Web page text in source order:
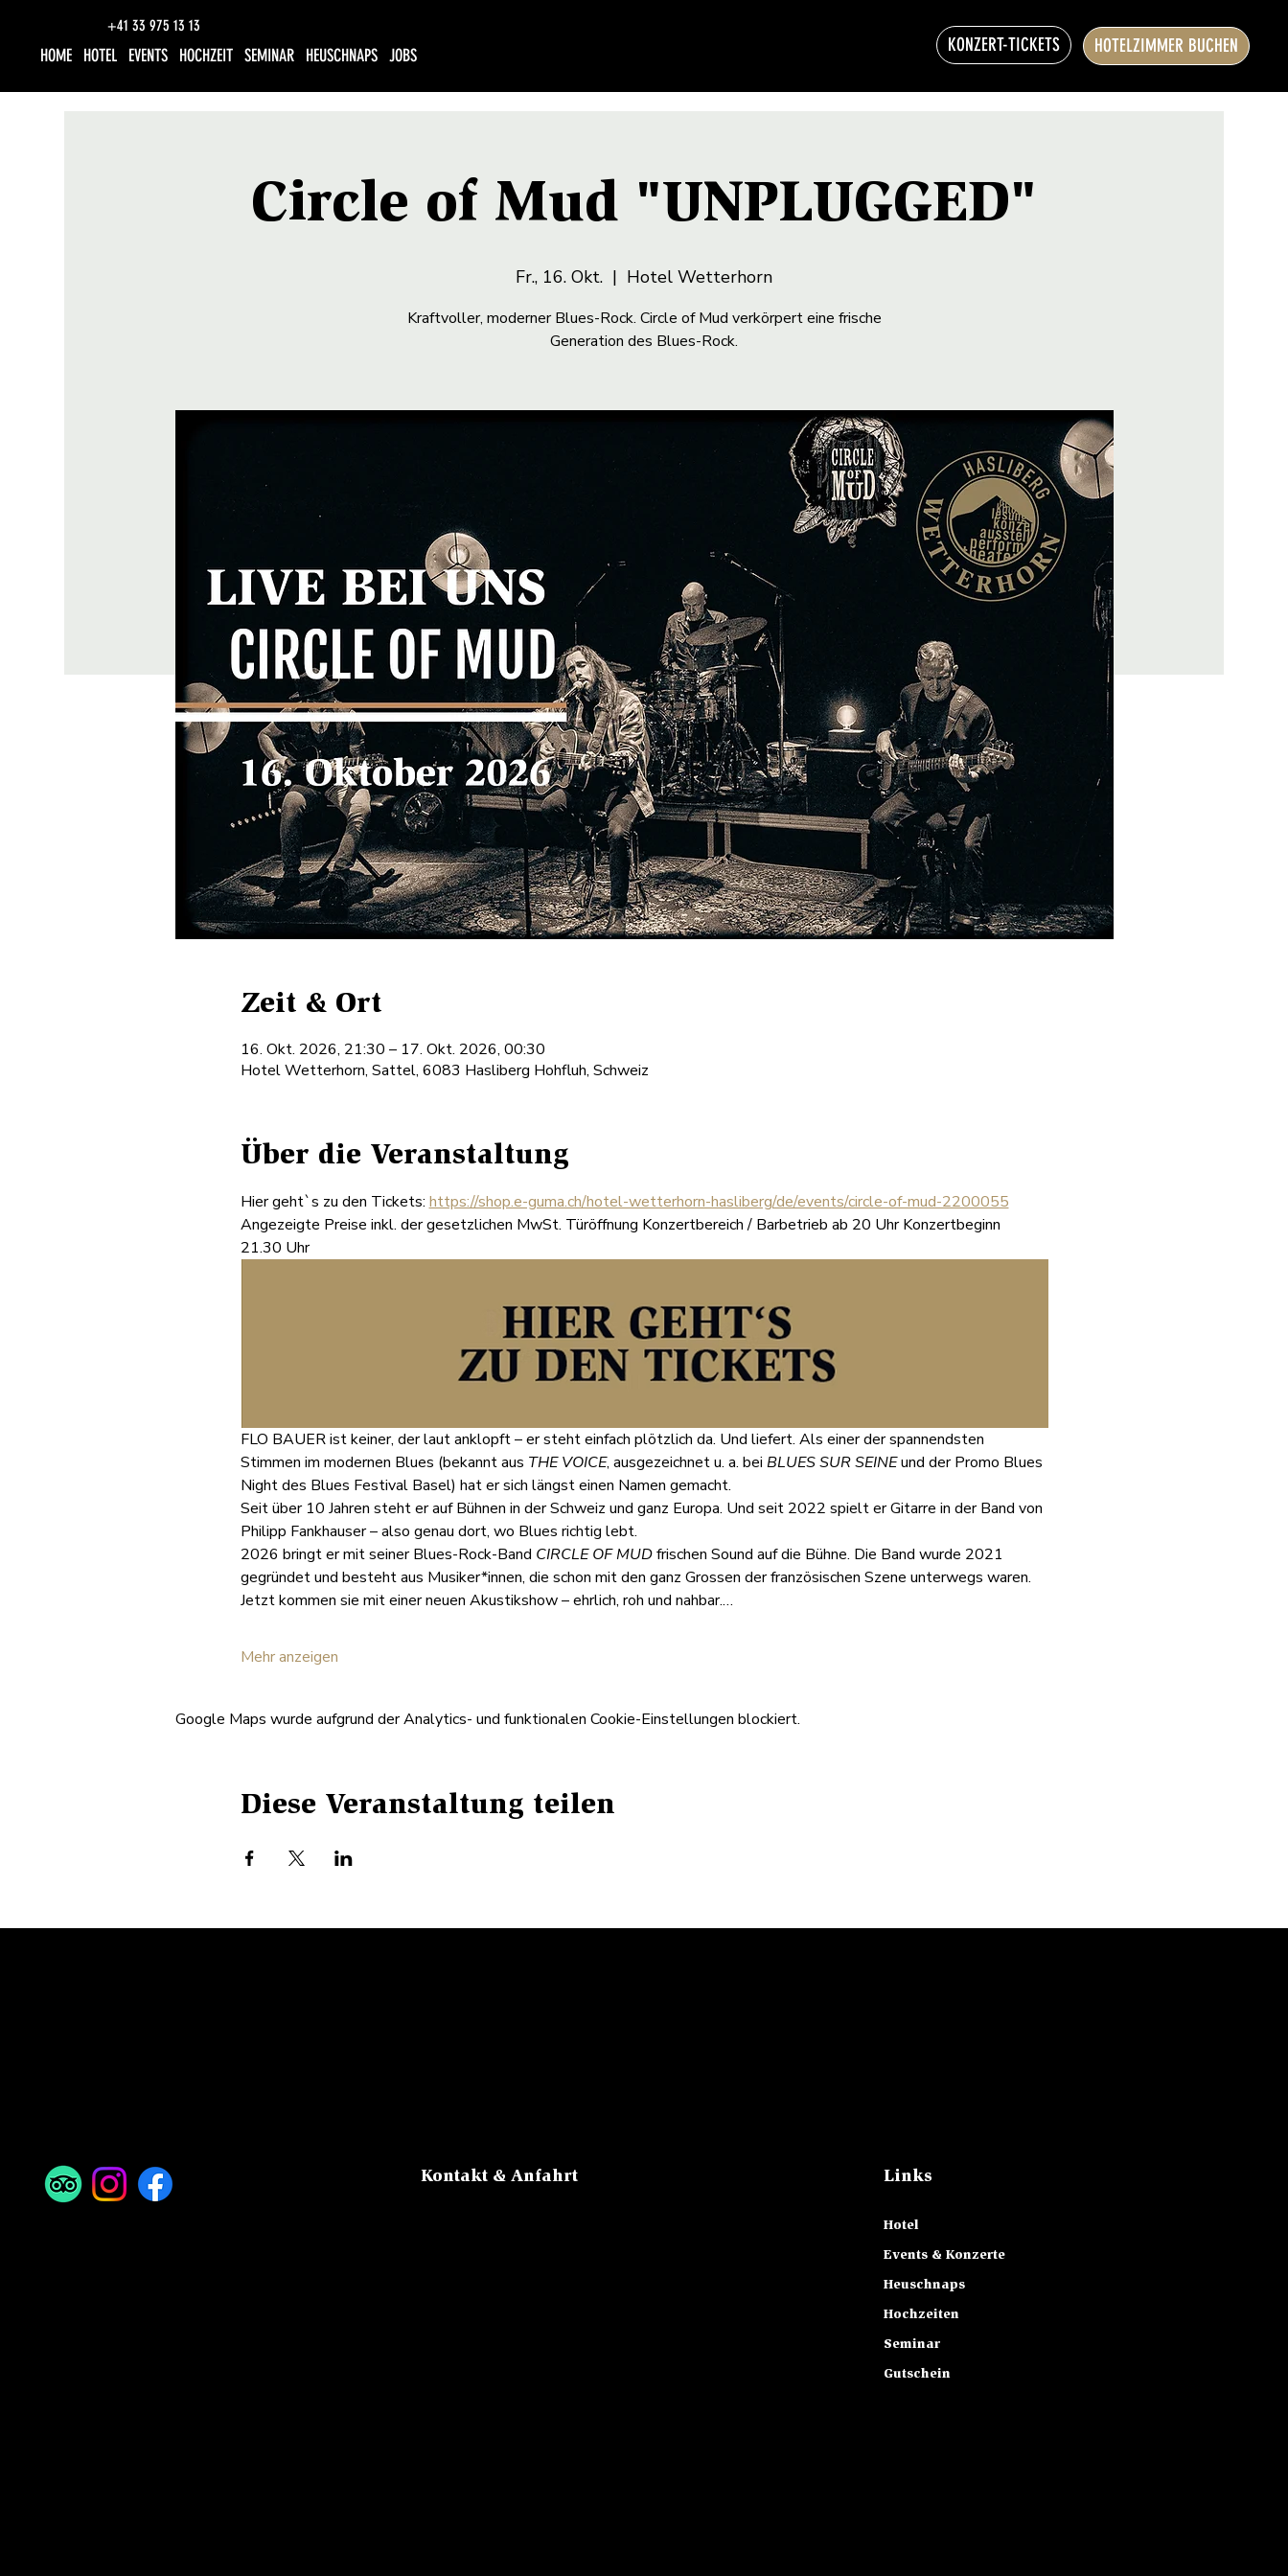
HOME HOTEL EVENTS HOCHZEIT SEMINAR HEUSCHNAPS JOBS
+41 33 975 13 13
KONZERT-TICKETS HOTELZIMMER BUCHEN
Circle of Mud "UNPLUGGED"
Fr., 16. Okt.
  |
Hotel Wetterhorn
Kraftvoller, moderner Blues-Rock. Circle of Mud verkörpert eine frische
Generation des Blues-Rock.
Zeit & Ort
16. Okt. 2026, 21:30 – 17. Okt. 2026, 00:30
Hotel Wetterhorn, Sattel, 6083 Hasliberg Hohfluh, Schweiz
Über die Veranstaltung
Hier geht`s zu den Tickets: https://shop.e-guma.ch/hotel-wetterhorn-hasliberg/de/events/circle-of-mud-2200055
Angezeigte Preise inkl. der gesetzlichen MwSt. Türöffnung Konzertbereich / Barbetrieb ab 20 Uhr Konzertbeginn
21.30 Uhr
FLO BAUER ist keiner, der laut anklopft – er steht einfach plötzlich da. Und liefert. Als einer der spannendsten
Stimmen im modernen Blues (bekannt aus THE VOICE, ausgezeichnet u. a. bei BLUES SUR SEINE und der Promo Blues
Night des Blues Festival Basel) hat er sich längst einen Namen gemacht.
Seit über 10 Jahren steht er auf Bühnen in der Schweiz und ganz Europa. Und seit 2022 spielt er Gitarre in der Band von
Philipp Fankhauser – also genau dort, wo Blues richtig lebt.
2026 bringt er mit seiner Blues-Rock-Band CIRCLE OF MUD frischen Sound auf die Bühne. Die Band wurde 2021
gegründet und besteht aus Musiker*innen, die schon mit den ganz Grossen der französischen Szene unterwegs waren.
Jetzt kommen sie mit einer neuen Akustikshow – ehrlich, roh und nahbar.…
Mehr anzeigen
Google Maps wurde aufgrund der Analytics- und funktionalen Cookie-Einstellungen blockiert.
Diese Veranstaltung teilen
Kontakt & Anfahrt Links
Hotel
Events & Konzerte
Heuschnaps
Hochzeiten
Seminar
Gutschein